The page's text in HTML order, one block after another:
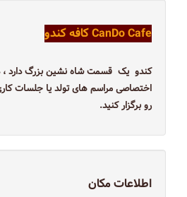
CanDo Cafe كافه كندو
کندو یک قسمت شاه نشین بزرگ دارد ،
اختصاصی مراسم های تولد یا جلسات
رو برگزار کنید.
اطلاعات مکان